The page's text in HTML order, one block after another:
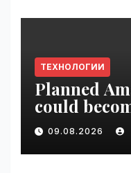
ТЕХНОЛОГИИ
Planned
could
climate
VseTime.ru
09.08.2026